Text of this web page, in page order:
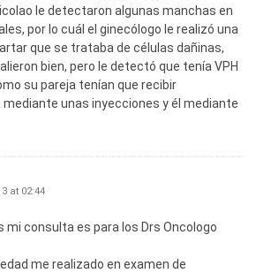
le detectaron algunas manchas en
por lo cuál el ginecólogo le realizó una
que se trataba de células dañinas,
bien, pero le detectó que tenía VPH
su pareja tenían que recibir
unas inyecciones y él mediante
que sus organismos se vaya haciendo
No te descuides.
at 02:44
mi consulta es para los Drs Oncologo
me realizado en examen de